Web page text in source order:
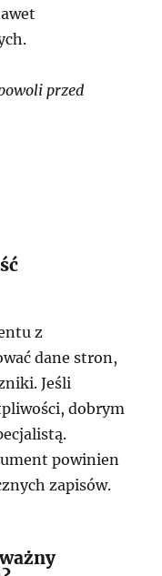
przed
z
dane stron,
Jeśli
dobrym
powinien
zapisów.